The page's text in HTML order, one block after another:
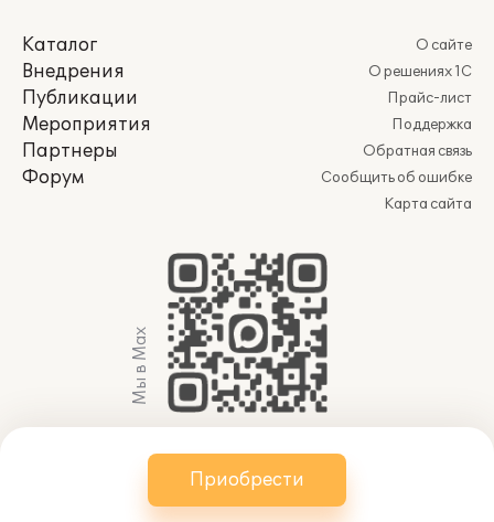
Приобрести
Каталог
Внедрения
Публикации
Мероприятия
Партнеры
Форум
О сайте
О решениях 1С
Прайс-лист
Поддержка
Обратная связь
Сообщить об ошибке
Карта сайта
Мы в Max
© 2011-2026 АО «Группа 1С» (правопреемник ООО
«1С»). Все права защищены.
websol@1c.ru